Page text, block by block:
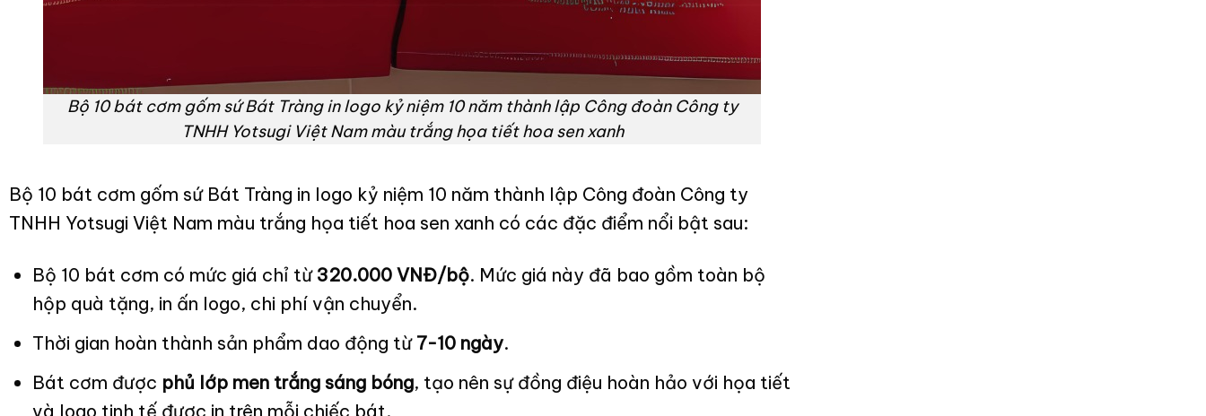
Bộ 10 bát cơm gốm sứ Bát Tràng in logo kỷ niệm 10 năm thành lập Công đoàn Công ty
TNHH Yotsugi Việt Nam màu trắng họa tiết hoa sen xanh
Bộ 10 bát cơm gốm sứ Bát Tràng in logo kỷ niệm 10 năm thành lập Công đoàn Công ty
TNHH Yotsugi Việt Nam màu trắng họa tiết hoa sen xanh có các đặc điểm nổi bật sau:
Bộ 10 bát cơm có mức giá chỉ từ 320.000 VNĐ/bộ. Mức giá này đã bao gồm toàn bộ
hộp quà tặng, in ấn logo, chi phí vận chuyển.
Thời gian hoàn thành sản phẩm dao động từ 7-10 ngày.
Bát cơm được phủ lớp men trắng sáng bóng, tạo nên sự đồng điệu hoàn hảo với họa tiết
và logo tinh tế được in trên mỗi chiếc bát.